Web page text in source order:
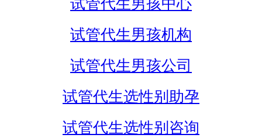
试管代生男孩中心
试管代生男孩机构
试管代生男孩公司
试管代生选性别助孕
试管代生选性别咨询